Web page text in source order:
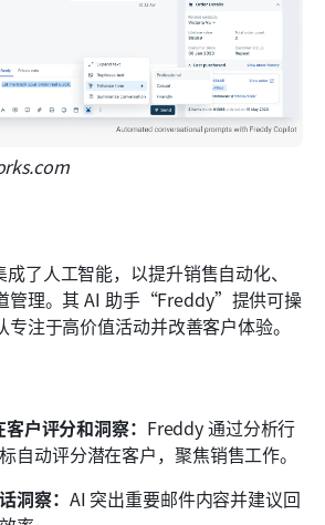
了人工智能，以提升销售自动化、
管理。其 AI 助手“Freddy”提供可操
注于高价值活动并改善客户体验。
户评分和洞察： Freddy 通过分析行
自动评分潜在客户，聚焦销售工作。
洞察： AI 突出重要邮件内容并建议回